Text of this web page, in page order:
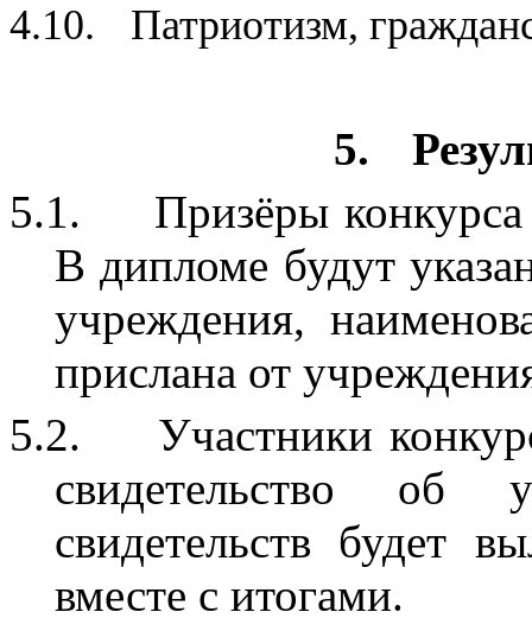
4.10.
Патриотизм,
5.
5.1.
Призёры
В дипломе будут
учреждения,
прислана от
5.2.
Участники
свидетельство об
свидетельств будет
вместе с итогами.